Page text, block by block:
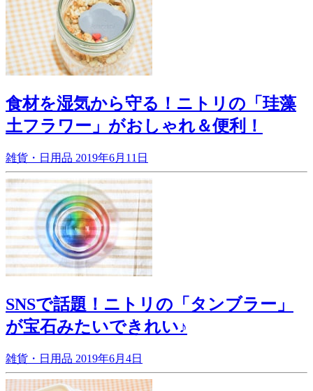
食材を湿気から守る！ニトリの「珪藻
土フラワー」がおしゃれ＆便利！
雑貨・日用品 2019年6月11日
SNSで話題！ニトリの「タンブラー」
が宝石みたいできれい♪
雑貨・日用品 2019年6月4日